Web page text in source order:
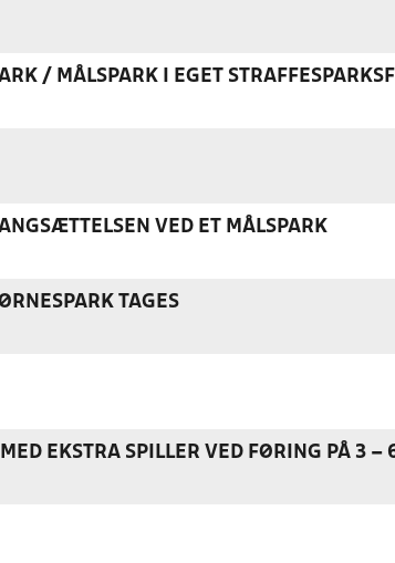
/ MÅLSPARK I EGET
VED ET MÅLSPARK
TAGES
MED EKSTRA SPILLER VED FØRING PÅ 3 –